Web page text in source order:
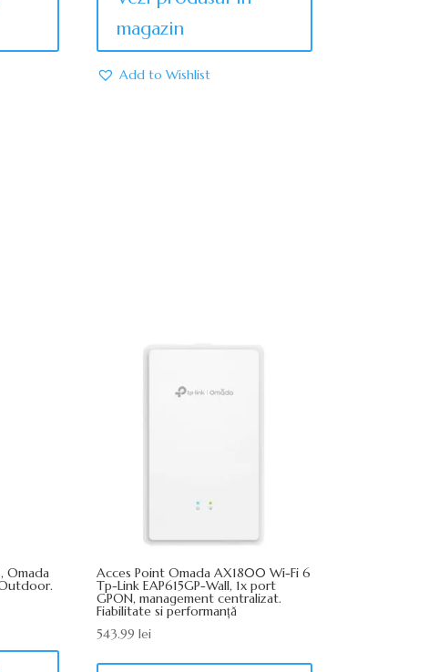
magazin
Add to Wishlist
Omada Acces Point Omada AX1800 Wi-Fi 6
Tp-Link EAP615GP-Wall, 1x port
GPON, management centralizat.
Fiabilitate si performanță
543.99lei